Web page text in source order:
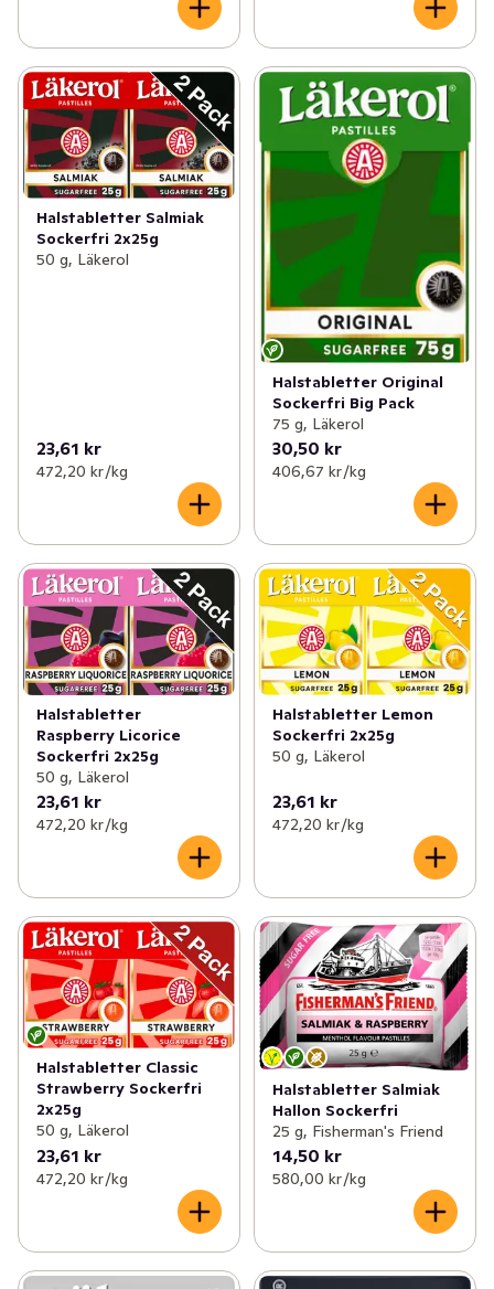
Halstabletter Salmiak
Sockerfri 2x25g
50 g, Läkerol
23,61 kr
472,20 kr /kg
Halstabletter Original
Sockerfri Big Pack
75 g, Läkerol
30,50 kr
406,67 kr /kg
Halstabletter
Raspberry Licorice
Sockerfri 2x25g
50 g, Läkerol
23,61 kr
472,20 kr /kg
Halstabletter Lemon
Sockerfri 2x25g
50 g, Läkerol
23,61 kr
472,20 kr /kg
Halstabletter Classic
Strawberry Sockerfri
2x25g
50 g, Läkerol
23,61 kr
472,20 kr /kg
Halstabletter Salmiak
Hallon Sockerfri
25 g, Fisherman's Friend
14,50 kr
580,00 kr /kg